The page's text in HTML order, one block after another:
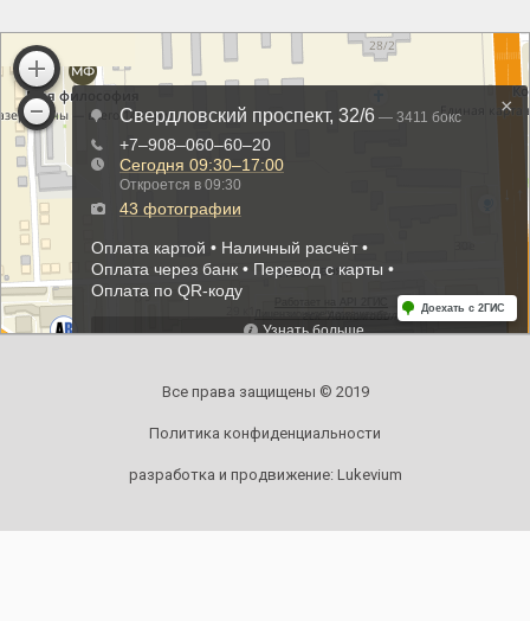
Все права защищены © 2019
Политика конфиденциальности
разработка и продвижение: Lukevium